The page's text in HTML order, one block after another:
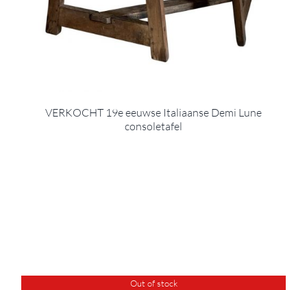
VERKOCHT 19e eeuwse Italiaanse Demi Lune
consoletafel
Out of stock